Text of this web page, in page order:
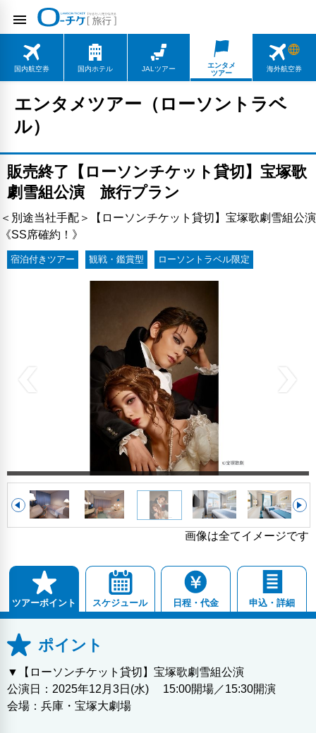
国内航空券 国内ホテル JALツアー
エンタメ
ツアー
海外航空券
エンタメツアー（ローソントラベ
ル）
販売終了【ローソンチケット貸切】宝塚歌
劇雪組公演 旅行プラン
＜別途当社手配＞【ローソンチケット貸切】宝塚歌劇雪組公演
《SS席確約！》
宿泊付きツアー 観戦・鑑賞型 ローソントラベル限定
画像は全てイメージです
ツアーポイント スケジュール 日程・代金 申込・詳細
ポイント
▼【ローソンチケット貸切】宝塚歌劇雪組公演
公演日：2025年12月3日(水) 15:00開場／15:30開演
会場：兵庫・宝塚大劇場